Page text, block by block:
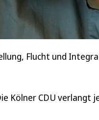
Flucht und
Kölner CDU verlangt